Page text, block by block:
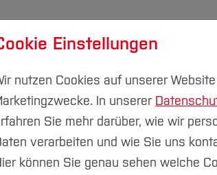
Transferprojekte
ist ein Projekt der
Einstellungen
nutzen Cookies auf unserer
In unserer
Sie mehr darüber, wie wir
verarbeiten und wie Sie uns
können Sie genau sehen welche